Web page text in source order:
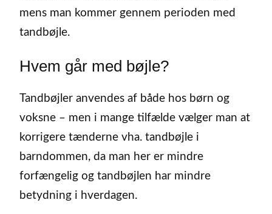
mens man kommer gennem perioden med
tandbøjle.
Hvem går med bøjle?
Tandbøjler anvendes af både hos børn og
voksne – men i mange tilfælde vælger man at
korrigere tænderne vha. tandbøjle i
barndommen, da man her er mindre
forfængelig og tandbøjlen har mindre
betydning i hverdagen.